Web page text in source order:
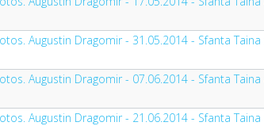
Augustin Dragomir - 31.05.2014 - Sfanta Taina
Augustin Dragomir - 07.06.2014 - Sfanta Taina
Augustin Dragomir - 21.06.2014 - Sfanta Taina